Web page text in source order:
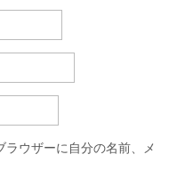
ウザーに自分の名前、メ